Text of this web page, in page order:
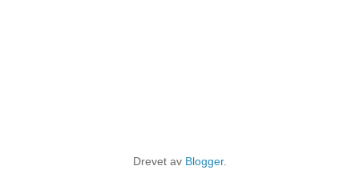
Drevet av Blogger.